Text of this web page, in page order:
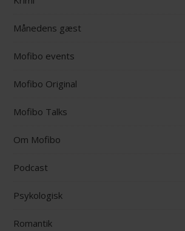
Månedens gæst
Mofibo events
Mofibo Original
Mofibo Talks
Om Mofibo
Podcast
Psykologisk
Romantik